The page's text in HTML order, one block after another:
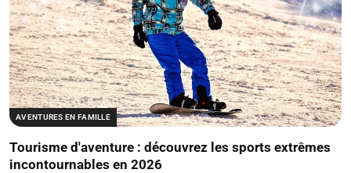
AVENTURES EN FAMILLE
Tourisme d'aventure : découvrez les sports extrêmes
incontournables en 2026